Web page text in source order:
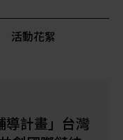
活動花絮
導計畫」台灣
化系統